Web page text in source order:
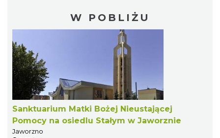
W POBLIŻU
Sanktuarium Matki Bożej Nieustającej
Pomocy na osiedlu Stałym w Jaworznie
Jaworzno